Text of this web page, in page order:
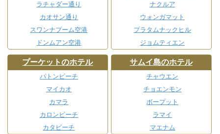
ラチャダー通り
カオサン通り
スワンナプーム空港
ドンムアン空港
ナクルア
ウォンガマット
プラタムナックヒル
ジョムティエン
プーケットのホテル
パトンビーチ
マイカオ
カマラ
カロンビーチ
カタビーチ
サムイ島のホテル
チャウエン
チョエンモン
ボープット
ラマイ
マエナム